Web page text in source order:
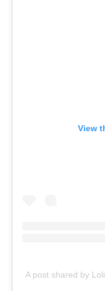
View
A post shared by